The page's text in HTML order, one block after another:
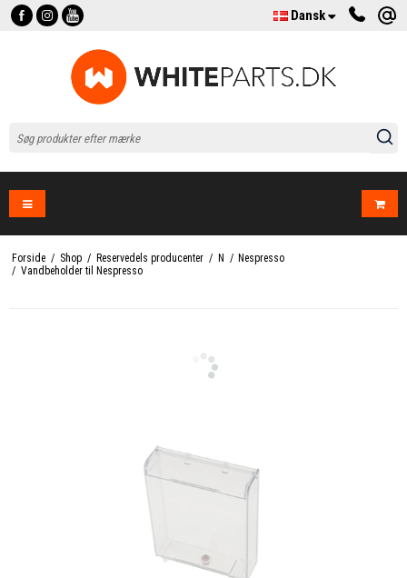
Dansk
Forside / Shop / Reservedels producenter / N / Nespresso
/ Vandbeholder til Nespresso